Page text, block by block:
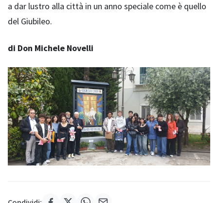
a dar lustro alla città in un anno speciale come è quello
del Giubileo.
di Don Michele Novelli